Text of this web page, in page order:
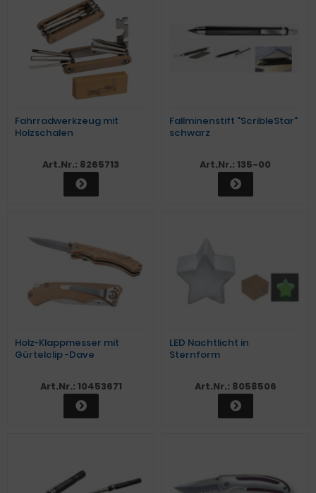
Fahrradwerkzeug mit
Holzschalen
Art.Nr.: 8265713
Fallminenstift "ScribleStar"
schwarz
Art.Nr.: 135-00
Holz-Klappmesser mit
Gürtelclip -Dave
Art.Nr.: 10453671
LED Nachtlicht in
Sternform
Art.Nr.: 8058506